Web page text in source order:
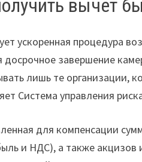
вычет
ускоренная процедура
досрочное завершение
лишь те организации,
Система управления
для компенсации
и НДС), а также